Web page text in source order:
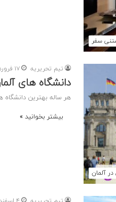
سفر
در آلمان
تیم تحریریه ۱۷ فروردین ۱۴۰۲
دانشگاه های
هر ساله بهترین
بیشتر بخوانید »